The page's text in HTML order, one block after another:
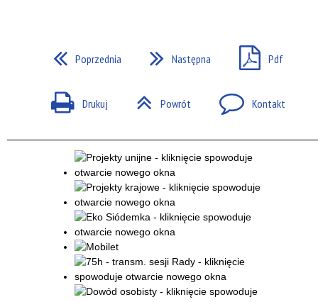
Poprzednia Następna Pdf
Drukuj Powrót Kontakt